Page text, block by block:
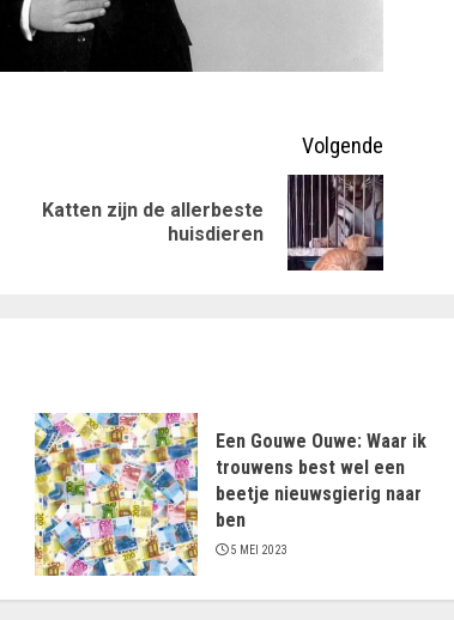
Vorig
Volgende
Volgende
Katten zijn de allerbeste
huisdieren
Een Gouwe Ouwe: Waar ik
trouwens best wel een
beetje nieuwsgierig naar
ben
5 MEI 2023